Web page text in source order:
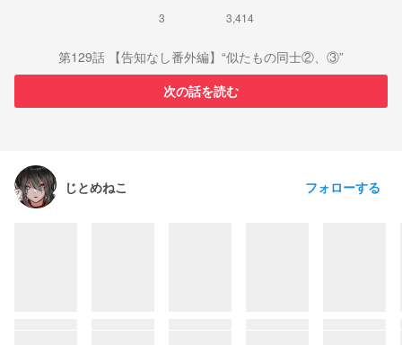
3 3,414
第129話 【告知なし番外編】“似たもの同士②、③”
次の話を読む
じとめねこ フォローする